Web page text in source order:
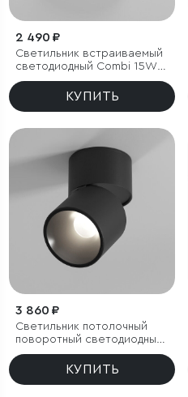
2 490 ₽
Светильник встраиваемый
светодиодный Combi 15W
4000K черный
КУПИТЬ
3 860 ₽
Светильник потолочный
поворотный светодиодный
Rolly 9W 4000K черный
КУПИТЬ